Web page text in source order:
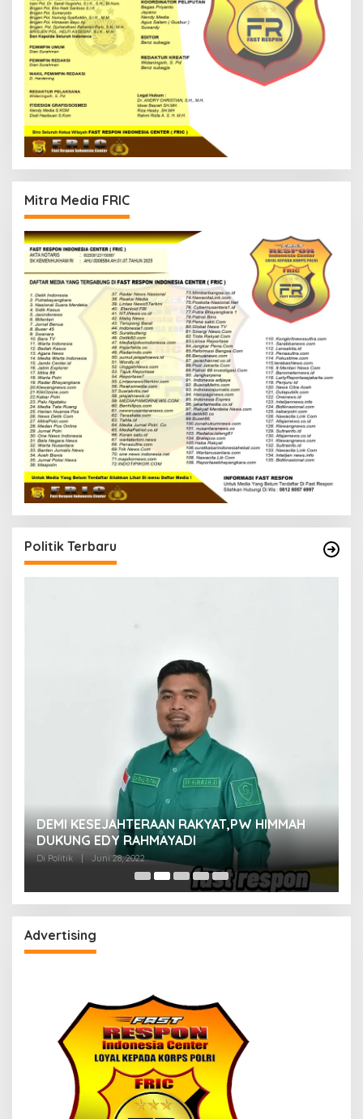
Mitra Media FRIC
Politik Terbaru
DEMI KESEJAHTERAAN RAKYAT,PW HIMMAH
DUKUNG EDY RAHMAYADI
Di Politik | Juni 28, 2022
Advertising